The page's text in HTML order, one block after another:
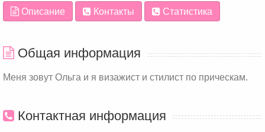
Описание Контакты Статистика
Общая информация
Меня зовут Ольга и я визажист и стилист по прическам.
Контактная информация